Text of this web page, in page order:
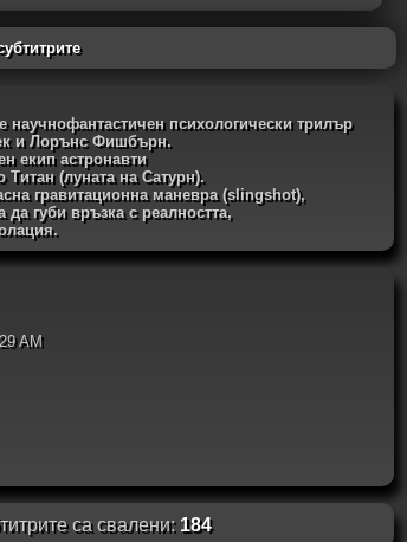
научнофантастичен психологически трилър
и Лорънс Фишбърн.
екип астронавти
(луната на Сатурн).
гравитационна маневра (slingshot),
да губи връзка с реалността,
AM
са свалени: 184